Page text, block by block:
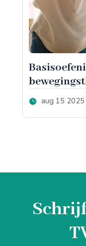
aug 15 2025